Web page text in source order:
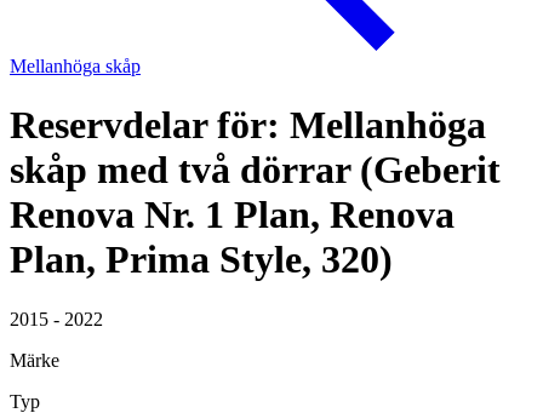
Mellanhöga skåp
Reservdelar för: Mellanhöga
skåp med två dörrar (Geberit
Renova Nr. 1 Plan, Renova
Plan, Prima Style, 320)
2015 - 2022
Märke
Typ